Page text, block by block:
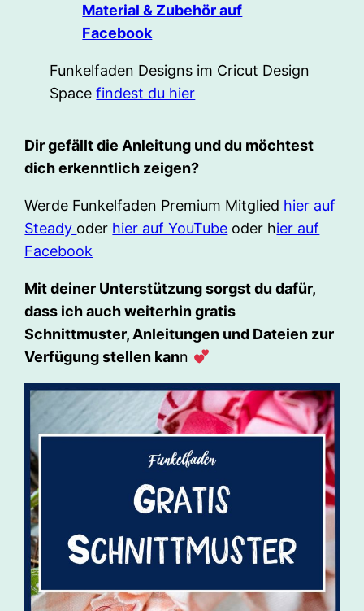
Material & Zubehör auf
Facebook
Funkelfaden Designs im Cricut Design
Spacefindest du hier
Dir gefällt die Anleitung und du möchtest
dich erkenntlich zeigen?
Werde Funkelfaden Premium Mitglied hier auf
Steady oder hier auf YouTube oder hier auf
Facebook
Mit deiner Unterstützung sorgst du dafür,
dass ich auch weiterhin gratis
Schnittmuster, Anleitungen und Dateien zur
Verfügung stellen kann